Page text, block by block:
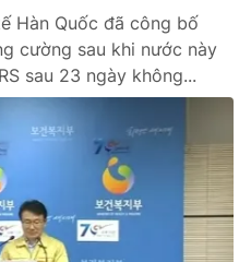
Hàn Quốc đã công bố
cường sau khi nước này
sau 23 ngày không...